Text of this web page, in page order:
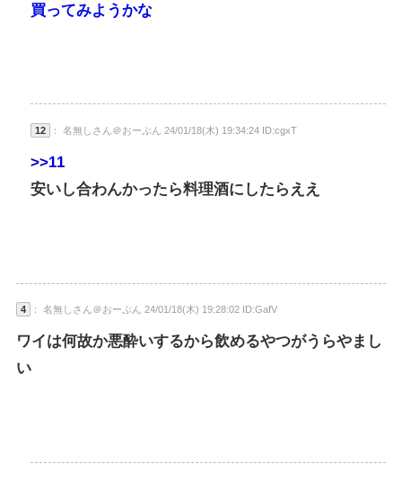
買ってみようかな
12 ： 名無しさん＠おーぷん 24/01/18(木) 19:34:24 ID:cgxT
>>11
安いし合わんかったら料理酒にしたらええ
4 ： 名無しさん＠おーぷん 24/01/18(木) 19:28:02 ID:GafV
ワイは何故か悪酔いするから飲めるやつがうらやまし
い